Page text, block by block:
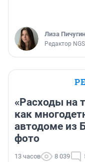
Лиза
Редактор
«Расходы на
как
автодоме из
фото
13 часов 8 039